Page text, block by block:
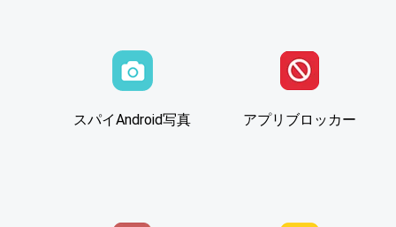
スパイAndroid写真 アプリブロッカー